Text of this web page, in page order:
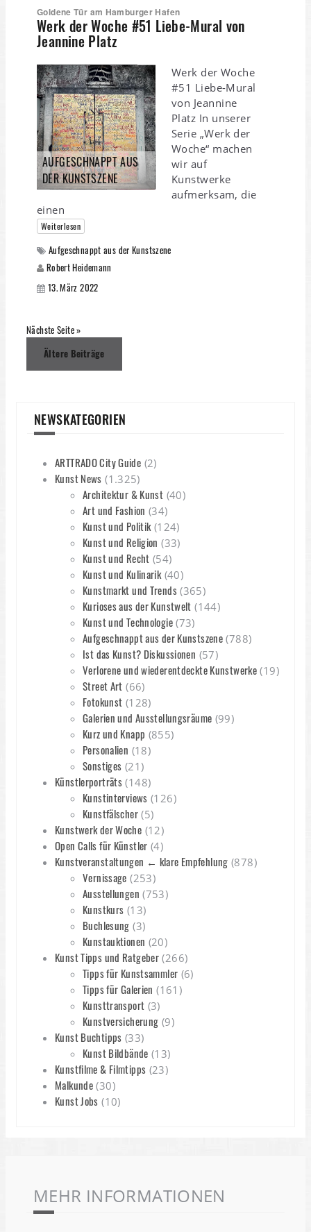
Goldene Tür am Hamburger Hafen
Werk der Woche #51 Liebe-Mural von
Jeannine Platz
AUFGESCHNAPPT AUS
DER KUNSTSZENE
Werk der Woche
#51 Liebe-Mural
von Jeannine
Platz In unserer
Serie „Werk der
Woche“ machen
wir auf
Kunstwerke
aufmerksam, die
einen
Weiterlesen
Aufgeschnappt aus der Kunstszene
Robert Heidemann
13. März 2022
Nächste Seite »
Beitragsnavigation
Ältere Beiträge
NEWSKATEGORIEN
ARTTRADO City Guide (2)
Kunst News (1.325)
Architektur & Kunst (40)
Art und Fashion (34)
Kunst und Politik(124)
Kunst und Religion (33)
Kunst und Recht (54)
Kunst und Kulinarik(40)
Kunstmarkt und Trends(365)
Kurioses aus der Kunstwelt (144)
Kunst und Technologie(73)
Aufgeschnappt aus der Kunstszene (788)
Ist das Kunst? Diskussionen (57)
Verlorene und wiederentdeckte Kunstwerke (19)
Street Art (66)
Fotokunst (128)
Galerien und Ausstellungsräume (99)
Kurz und Knapp (855)
Personalien (18)
Sonstiges (21)
Künstlerporträts (148)
Kunstinterviews (126)
Kunstfälscher(5)
Kunstwerk der Woche (12)
Open Calls für Künstler (4)
Kunstveranstaltungen ← klare Empfehlung (878)
Vernissage (253)
Ausstellungen (753)
Kunstkurs (13)
Buchlesung (3)
Kunstauktionen (20)
Kunst Tipps und Ratgeber (266)
Tipps für Kunstsammler (6)
Tipps für Galerien (161)
Kunsttransport (3)
Kunstversicherung (9)
Kunst Buchtipps (33)
Kunst Bildbände (13)
Kunstfilme & Filmtipps (23)
Malkunde (30)
Kunst Jobs (10)
MEHR INFORMATIONEN